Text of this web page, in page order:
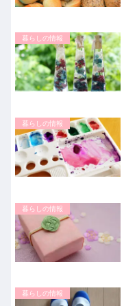
暮らしの情報
暮らしの情報
暮らしの情報
暮らしの情報